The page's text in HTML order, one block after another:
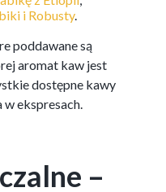
i Robusty.
poddawane są
aromat kaw jest
dostępne kawy
w ekspresach.
–